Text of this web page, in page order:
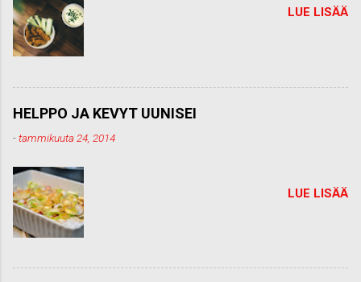
LUE LISÄÄ
HELPPO JA KEVYT UUNISEI
-tammikuuta 24, 2014
LUE LISÄÄ